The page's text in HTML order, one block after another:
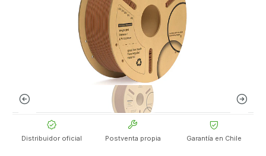
Distribuidor oficial Postventa propia Garantía en Chile